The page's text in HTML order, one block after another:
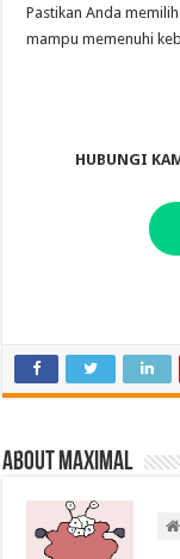
Pastikan Anda
mampu memenuhi
HUBUNGI
About Maximal